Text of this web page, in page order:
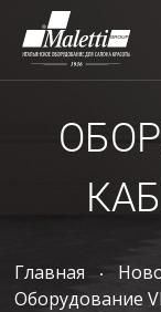
Главная
Оборудование